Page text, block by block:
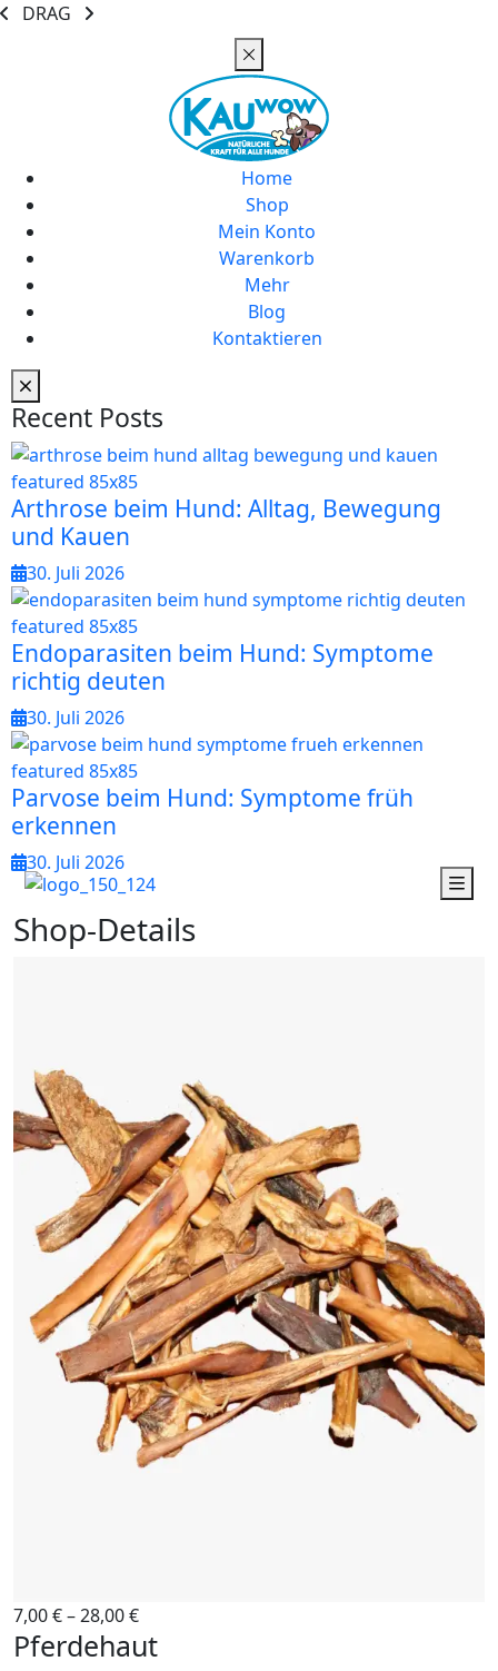
DRAG
Home
Shop
Mein Konto
Warenkorb
Mehr
Blog
Kontaktieren
Recent Posts
Arthrose beim Hund: Alltag, Bewegung
und Kauen
30. Juli 2026
Endoparasiten beim Hund: Symptome
richtig deuten
30. Juli 2026
Parvose beim Hund: Symptome früh
erkennen
30. Juli 2026
Shop-Details
7,00€–28,00€
Pferdehaut